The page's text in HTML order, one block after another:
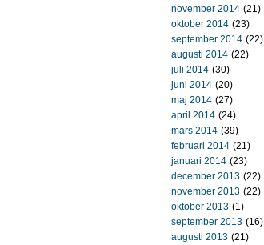
november 2014 (21)
oktober 2014 (23)
september 2014 (22)
augusti 2014 (22)
juli 2014 (30)
juni 2014 (20)
maj 2014 (27)
april 2014 (24)
mars 2014 (39)
februari 2014 (21)
januari 2014 (23)
december 2013 (22)
november 2013 (22)
oktober 2013 (1)
september 2013 (16)
augusti 2013 (21)